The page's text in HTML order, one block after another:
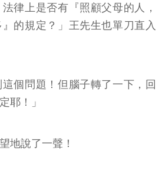
法律上是否有『照顧父母的人，
的規定？」王先生也單刀直入
個問題！但腦子轉了一下，回
耶！」
地說了一聲！